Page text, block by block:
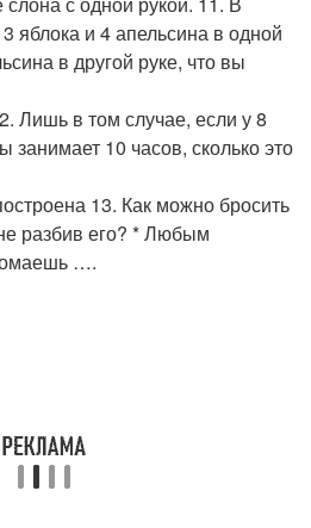
яблока и 4 апельсина в одной
в другой руке, что вы
Лишь в том случае, если у 8
занимает 10 часов, сколько это
13. Как можно бросить
разбив его? * Любым
….